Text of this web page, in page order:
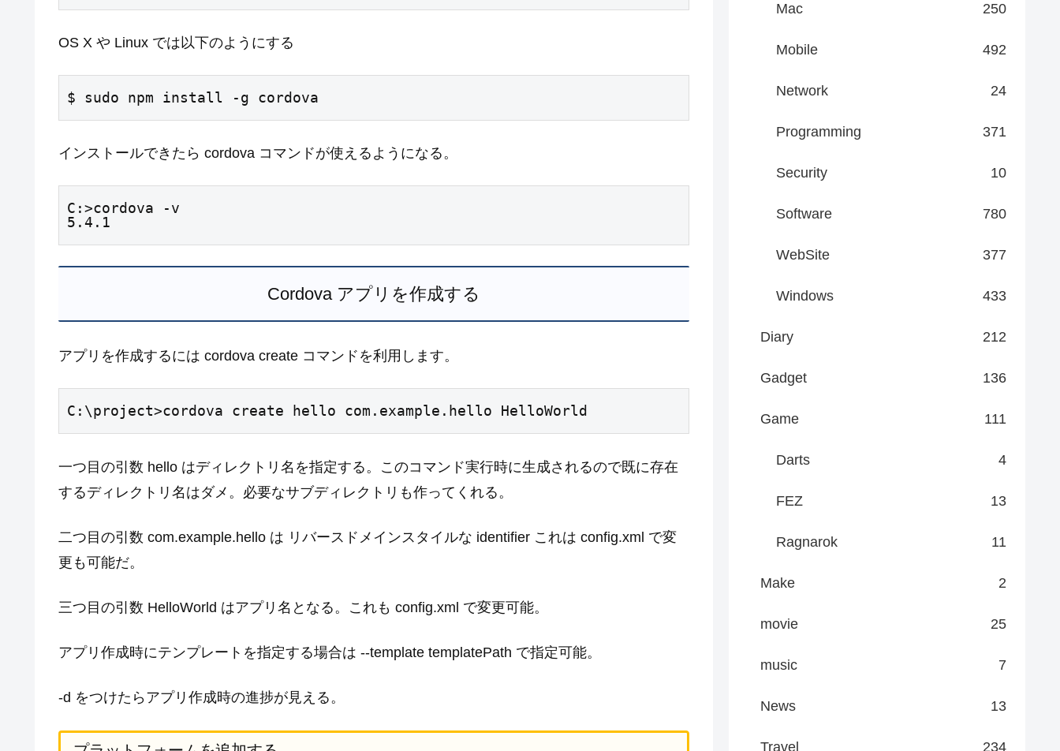
OS X や Linux では以下のようにする
$ sudo npm install -g cordova
インストールできたら cordova コマンドが使えるようになる。
C:>cordova -v
5.4.1
Cordova アプリを作成する
アプリを作成するには cordova create コマンドを利用します。
C:\project>cordova create hello com.example.hello HelloWorld
一つ目の引数 hello はディレクトリ名を指定する。このコマンド実行時に生成されるので既に存在
するディレクトリ名はダメ。必要なサブディレクトリも作ってくれる。
二つ目の引数 com.example.hello は リバースドメインスタイルな identifier これは config.xml で変
更も可能だ。
三つ目の引数 HelloWorld はアプリ名となる。これも config.xml で変更可能。
アプリ作成時にテンプレートを指定する場合は --template templatePath で指定可能。
-d をつけたらアプリ作成時の進捗が見える。
Mac 250
Mobile 492
Network 24
Programming 371
Security 10
Software 780
WebSite 377
Windows 433
Diary 212
Gadget 136
Game 111
Darts 4
FEZ 13
Ragnarok 11
Make 2
movie 25
music 7
News 13
Travel 234